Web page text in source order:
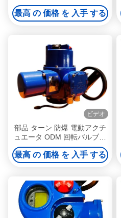
ュエータ
最高 の 価格 を 入手 する
ビデオ
部品 ターン 防爆 電動アクチ
ュエータ ODM 回転バルブア
クチュエータ
最高 の 価格 を 入手 する